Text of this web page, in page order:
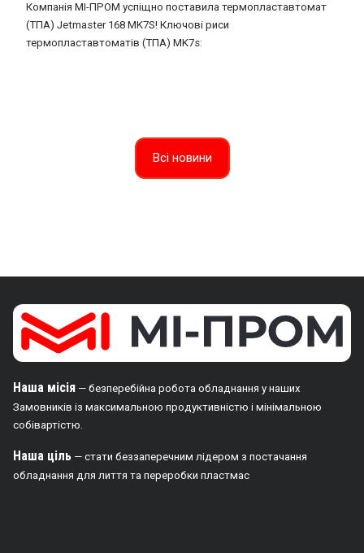
Компанія МІ-ПРОМ успіщно поставила термопластавтомат
(ТПА) Jetmaster 168 MK7S! Ключові риси
термопластавтоматів (ТПА) MK7s:
Всі новини
Наша місія — безперебійна робота обладнання у наших
Замовників із максимальною продуктивністю і мінімальною
собівартістю.
Наша ціль — стати беззаперечним лідером з постачання
обладнання для лиття та переробки пластмас